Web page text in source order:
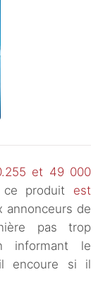
et 49 000
produit est
annonceurs de
pas trop
informant le
encoure si il